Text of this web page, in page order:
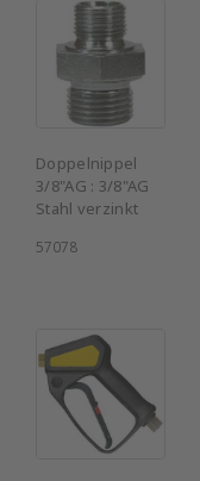
Doppelnippel
3/8"AG : 3/8"AG
Stahl verzinkt
57078